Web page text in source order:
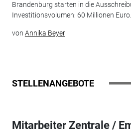
Brandenburg starten in die
Investitionsvolumen: 60 Millionen Euro.
von Annika Beyer
STELLENANGEBOTE
Mitarbeiter Zentrale /